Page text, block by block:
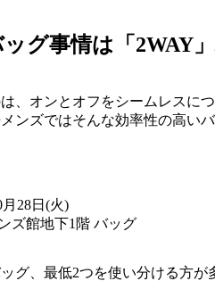
ッグ事情は「2WAY
、オンとオフをシームレスに
ンズではそんな効率性の高い
28日(火)
ズ館地下1階 バッグ
グ、最低2つを使い分ける方